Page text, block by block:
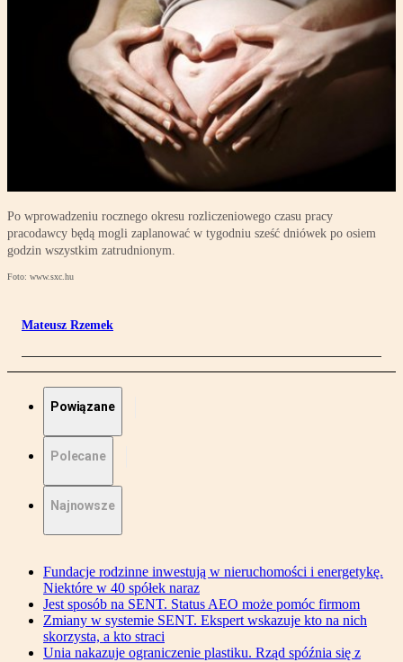
Po wprowadzeniu rocznego okresu rozliczeniowego czasu pracy
pracodawcy będą mogli zaplanować w tygodniu sześć dniówek po osiem
godzin wszystkim zatrudnionym.
Foto: www.sxc.hu
Mateusz Rzemek
Powiązane
Polecane
Najnowsze
Fundacje rodzinne inwestują w nieruchomości i energetykę.
Niektóre w 40 spółek naraz
Jest sposób na SENT. Status AEO może pomóc firmom
Zmiany w systemie SENT. Ekspert wskazuje kto na nich
skorzysta, a kto straci
Unia nakazuje ograniczenie plastiku. Rząd spóźnia się z